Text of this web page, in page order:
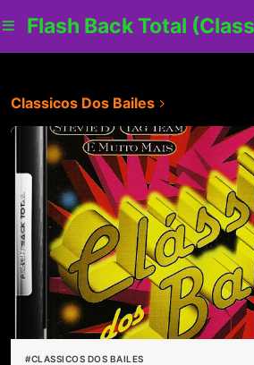
Flash Back Total
Classicos Dos Bailes
CLASSICOS DOS BAILES